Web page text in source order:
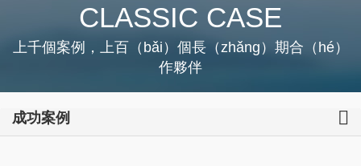
CLASSIC CASE
上千個案例，上百（bǎi）個長（zhǎng）期合（hé）
作夥伴
成功案例